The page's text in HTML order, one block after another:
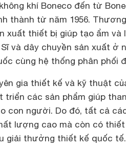
khí Boneco đến từ
thành từ năm 1956.
xuất thiết bị giúp tạo ẩm
và dây chuyền sản xuất ở
cùng hệ thống phân phối
gia thiết kế và kỹ thuật
triển các sản phẩm giúp
con người. Do đó, tất cả
lượng cao mà còn có
giải thưởng thiết kế quốc tế.